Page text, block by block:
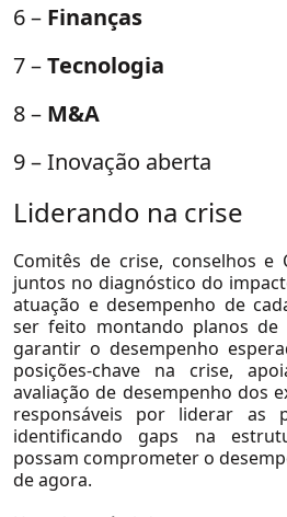
Videos
Ver Todos
Na Mídia
6 – Finanças
7 –Tecnologia
8 – M&A
9 – Inovação aberta
Liderando na crise
Comitês de crise, conselhos e
juntos no diagnóstico do
atuação e desempenho de
ser feito montando planos de
garantir o desempenho
posições-chave na crise,
avaliação de desempenho dos
responsáveis por liderar as
identificando gaps na
possam comprometer o
de agora.